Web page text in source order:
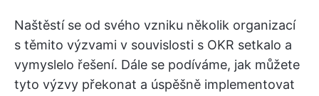
Naštěstí se od svého vzniku několik organizací
s těmito výzvami v souvislosti s OKR setkalo a
vymyslelo řešení. Dále se podíváme, jak můžete
tyto výzvy překonat a úspěšně implementovat